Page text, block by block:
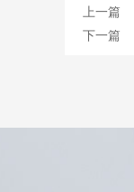
上一篇
下一篇